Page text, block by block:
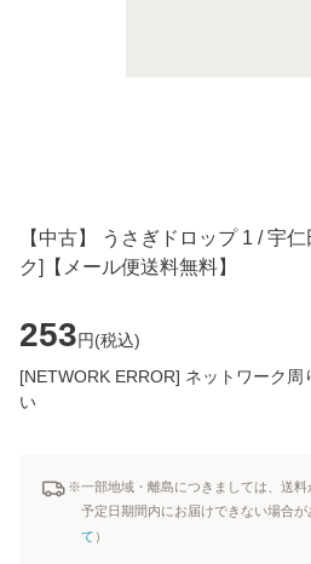
【中古】 うさぎドロップ 1 / 宇
ク]【メール便送料無料】
253円(税込)
[NETWORK ERROR] ネットワーク周
い
※一部地域・離島につきましては、送
予定日期間内にお届けできない場合が
て ）